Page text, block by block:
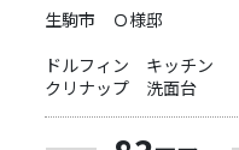
生駒市 Ｏ様邸
ドルフィン キッチン
クリナップ 洗面台